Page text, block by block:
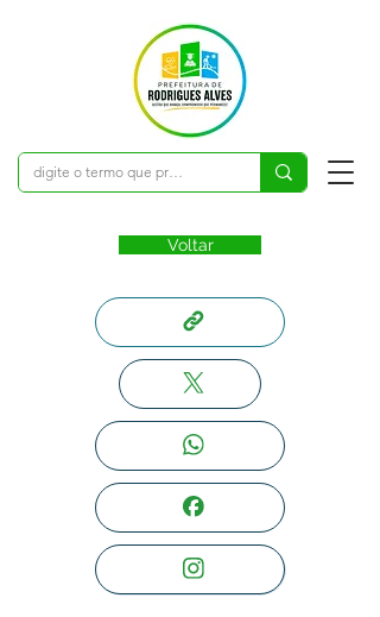
Voltar